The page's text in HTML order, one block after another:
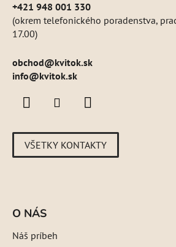
+421 948 001 330
(okrem telefonického poradenstva,
17.00)
obchod@kvitok.sk
info@kvitok.sk
VŠETKY KONTAKTY
O NÁS
Náš príbeh